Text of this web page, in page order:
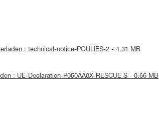
: technical-notice-POULIES-2 - 4.31 MB
: UE-Declaration-P050AA0X-RESCUE S - 0.66 MB